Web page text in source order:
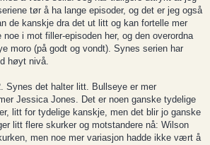
tør å ha lange episoder, og det er jeg også
de kanskje dra det ut litt og kan fortelle mer
i mot filler-episoden her, og den overordna
moro (på godt og vondt). Synes serien har
høyt nivå.
Synes det halter litt. Bullseye er mer
Jessica Jones. Det er noen ganske tydelige
litt for tydelige kanskje, men det blir jo ganske
litt flere skurker og motstandere nå: Wilson
men noe mer variasjon hadde ikke vært å